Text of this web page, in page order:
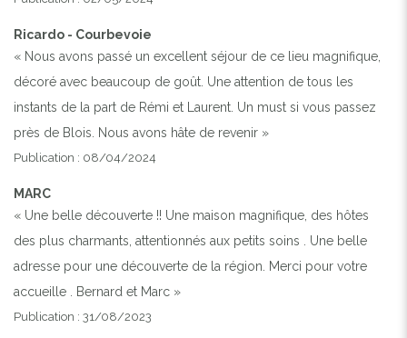
Ricardo - Courbevoie
« Nous avons passé un excellent séjour de ce lieu magnifique,
décoré avec beaucoup de goût. Une attention de tous les
instants de la part de Rémi et Laurent. Un must si vous passez
près de Blois. Nous avons hâte de revenir »
Publication : 08/04/2024
MARC
« Une belle découverte !! Une maison magnifique, des hôtes
des plus charmants, attentionnés aux petits soins . Une belle
adresse pour une découverte de la région. Merci pour votre
accueille . Bernard et Marc »
Publication : 31/08/2023